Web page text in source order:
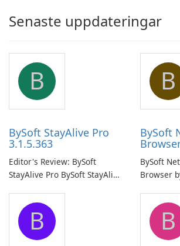
Senaste uppdateringar
B
BySoft StayAlive Pro
3.1.5.363
Editor's Review: BySoft
StayAlive Pro BySoft StayAlive
application designed to
ensure the continuous and
uninterrupted operation of
your computer system.
B
BySoft
BySoft
Browser
to easily
shared
network.
B B